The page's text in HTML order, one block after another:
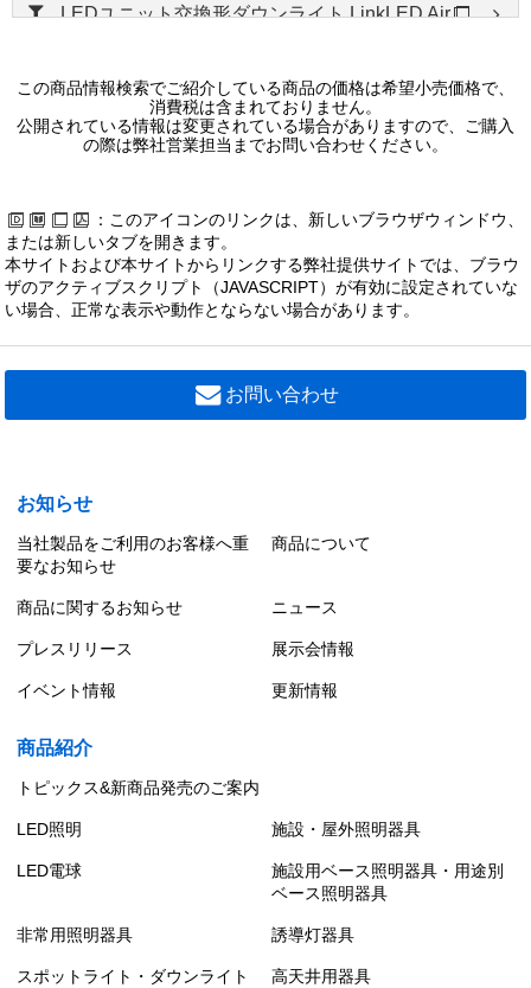
LEDD87157L(K)-LS1
LEDD87156N(W)-LS1
ＬＥＤダウンライトＳＢ高気密φ７５
LEDD87156WW(W)-LS1
ＬＥＤダウンライトＳＢ高気密φ７５
7,800 円（税別）
7,800 円（税別）
LEDユニット交換形ダウンライト LinkLED Air
LEDユニット交換形ダウンライト LinkLED Air
LEDユニット交換形ダウンライト 一般形黒色反射
板
反射板
LEDユニット交換形ダウンライト グレアレスタイ
プ
散カバータイプ）
LEDユニット交換形ダウンライト グレアレス（ソ
フトグラデーションタイプ）
LEDユニット交換形ダウンライト 黒色深形タイプ
LEDユニット交換形ダウンライト 傾斜天井用
LEDユニット交換形ダウンライト ウォールウォッ
LEDユニット交換形ダウンライト 和風（丸形）
LEDユニット交換形ダウンライト 和風（角形）
この商品情報検索でご紹介している商品の価格は希望小売価格で、
消費税は含まれておりません。
公開されている情報は変更されている場合がありますので、ご購入
の際は弊社営業担当までお問い合わせください。
：このアイコンのリンクは、新しいブラウザウィンドウ、
または新しいタブを開きます。
本サイトおよび本サイトからリンクする弊社提供サイトでは、ブラウ
ザのアクティブスクリプト（JAVASCRIPT）が有効に設定されていな
い場合、正常な表示や動作とならない場合があります。
お問い合わせ
お知らせ
当社製品をご利用のお客様へ重
要なお知らせ
商品について
商品に関するお知らせ ニュース
プレスリリース 展示会情報
イベント情報 更新情報
商品紹介
トピックス&新商品発売のご案内
LED照明 施設・屋外照明器具
LED電球
施設用ベース照明器具・用途別
ベース照明器具
非常用照明器具 誘導灯器具
スポットライト・ダウンライト 高天井用器具